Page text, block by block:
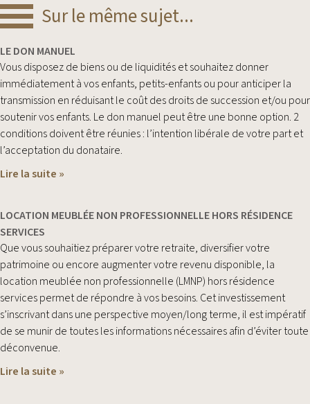
Sur le même sujet...
LE DON MANUEL
Vous disposez de biens ou de liquidités et souhaitez donner
immédiatement à vos enfants, petits-enfants ou pour anticiper la
transmission en réduisant le coût des droits de succession et/ou pour
soutenir vos enfants. Le don manuel peut être une bonne option. 2
conditions doivent être réunies : l’intention libérale de votre part et
l’acceptation du donataire.
Lire la suite »
LOCATION MEUBLÉE NON PROFESSIONNELLE HORS RÉSIDENCE
SERVICES
Que vous souhaitiez préparer votre retraite, diversifier votre
patrimoine ou encore augmenter votre revenu disponible, la
location meublée non professionnelle (LMNP) hors résidence
services permet de répondre à vos besoins. Cet investissement
s’inscrivant dans une perspective moyen/long terme, il est impératif
de se munir de toutes les informations nécessaires afin d’éviter toute
déconvenue.
Lire la suite »